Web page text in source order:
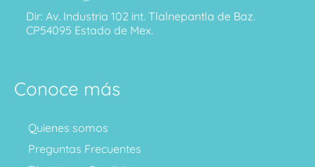
Dir: Av. Industria 102 int. Tlalnepantla de Baz.
CP54095 Estado de Mex.
Conoce más
Quienes somos
Preguntas Frecuentes